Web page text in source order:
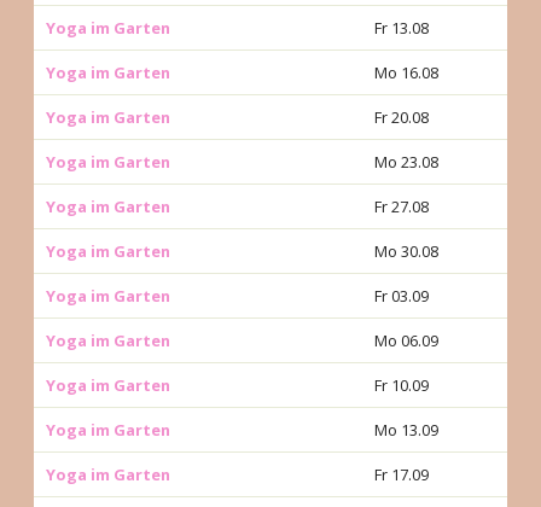
Yoga im Garten Fr 13.08
Yoga im Garten Mo 16.08
Yoga im Garten Fr 20.08
Yoga im Garten Mo 23.08
Yoga im Garten Fr 27.08
Yoga im Garten Mo 30.08
Yoga im Garten Fr 03.09
Yoga im Garten Mo 06.09
Yoga im Garten Fr 10.09
Yoga im Garten Mo 13.09
Yoga im Garten Fr 17.09